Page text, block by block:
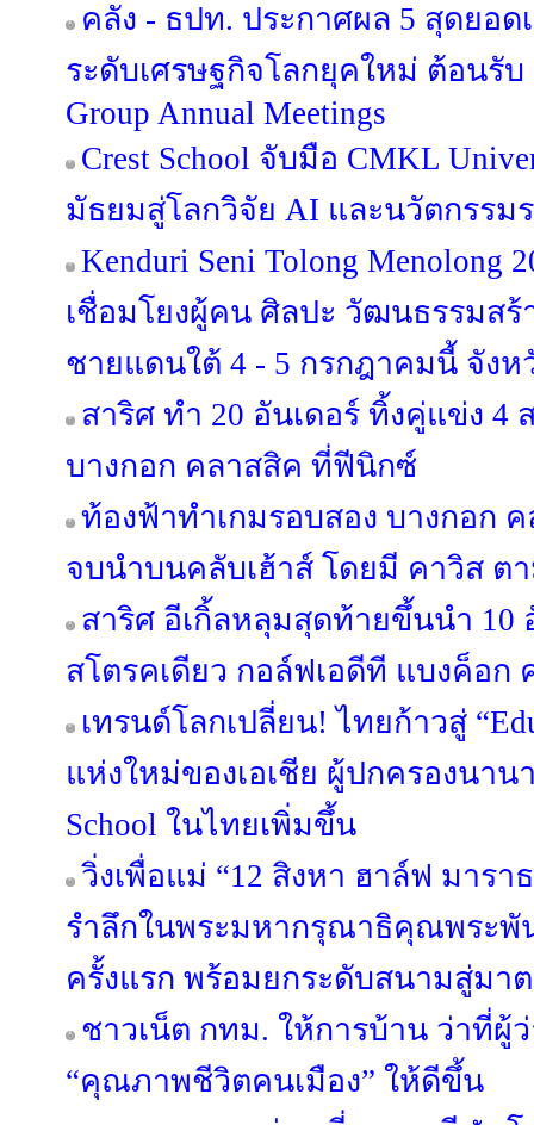
คลัง - ธปท. ประกาศผล 5 สุดยอด
ระดับเศรษฐกิจโลกยุคใหม่ ต้อนรับ
Group Annual Meetings
Crest School จับมือ CMKL
มัธยมสู่โลกวิจัย AI และนวัตกรรม
Kenduri Seni Tolong Menolong
เชื่อมโยงผู้คน ศิลปะ วัฒนธรรมส
ชายแดนใต้ 4 - 5 กรกฎาคมนี้ จัง
สาริศ ทำ 20 อันเดอร์ ทิ้งคู่แข่ง
บางกอก คลาสสิค ที่ฟีนิกซ์
ท้องฟ้าทำเกมรอบสอง บางกอก
จบนำบนคลับเฮ้าส์ โดยมี คาวิส ต
สาริศ อีเกิ้ลหลุมสุดท้ายขึ้นนำ 10
สโตรคเดียว กอล์ฟเอดีที แบงค็อ
เทรนด์โลกเปลี่ยน! ไทยก้าวสู่
แห่งใหม่ของเอเชีย ผู้ปกครองนาน
School ในไทยเพิ่มขึ้น
วิ่งเพื่อแม่ “12 สิงหา ฮาล์ฟ มารา
รำลึกในพระมหากรุณาธิคุณพระพั
ครั้งแรก พร้อมยกระดับสนามสู่มา
ชาวเน็ต กทม. ให้การบ้าน ว่าที่
“คุณภาพชีวิตคนเมือง” ให้ดีขึ้น